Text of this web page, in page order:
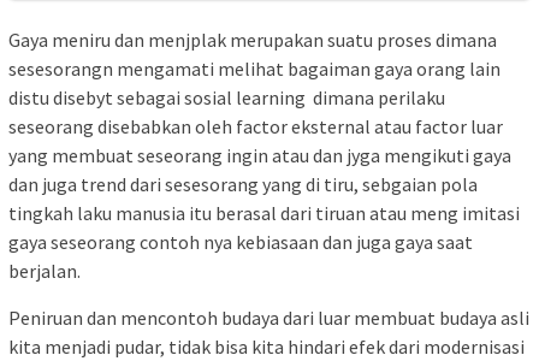
Gaya meniru dan menjplak merupakan suatu proses dimana
sesesorangn mengamati melihat bagaiman gaya orang lain
distu disebyt sebagai sosial learning dimana perilaku
seseorang disebabkan oleh factor eksternal atau factor luar
yang membuat seseorang ingin atau dan jyga mengikuti gaya
dan juga trend dari sesesorang yang di tiru, sebgaian pola
tingkah laku manusia itu berasal dari tiruan atau meng imitasi
gaya seseorang contoh nya kebiasaan dan juga gaya saat
berjalan.
Peniruan dan mencontoh budaya dari luar membuat budaya asli
kita menjadi pudar, tidak bisa kita hindari efek dari modernisasi